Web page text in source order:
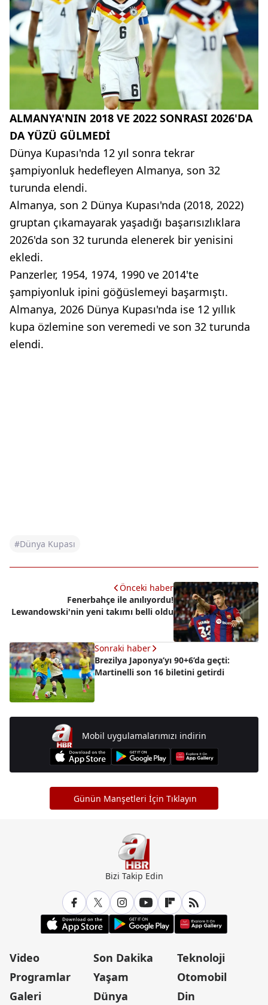
ALMANYA'NIN 2018 VE 2022 SONRASI 2026'DA
DA YÜZÜ GÜLMEDİ
Dünya Kupası'nda 12 yıl sonra tekrar
şampiyonluk hedefleyen Almanya, son 32
turunda elendi.
Almanya, son 2 Dünya Kupası'nda (2018, 2022)
gruptan çıkamayarak yaşadığı başarısızlıklara
2026'da son 32 turunda elenerek bir yenisini
ekledi.
Panzerler, 1954, 1974, 1990 ve 2014'te
şampiyonluk ipini göğüslemeyi başarmıştı.
Almanya, 2026 Dünya Kupası'nda ise 12 yıllık
kupa özlemine son veremedi ve son 32 turunda
elendi.
#Dünya Kupası
Önceki haber
Fenerbahçe ile anılıyordu!
Lewandowski'nin yeni takımı belli oldu
Sonraki haber
Brezilya Japonya’yı 90+6’da geçti:
Martinelli son 16 biletini getirdi
Mobil uygulamalarımızı indirin
Günün Manşetleri İçin Tıklayın
Bizi Takip Edin
Video
Programlar
Galeri
Son Dakika
Yaşam
Dünya
Teknoloji
Otomobil
Din